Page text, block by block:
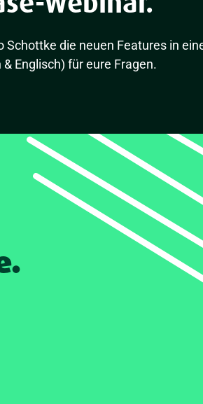
die neuen Features in
Englisch) für eure Fragen.